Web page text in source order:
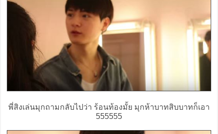
พี่สิงเล่นมุกถามกลับไปว่า ร้อนท้องมั้ย มุกห้าบาทสิบบาทก็เอา
555555